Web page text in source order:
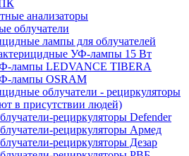
анализаторы
облучатели
лампы для облучателей
УФ-лампы 15 Вт
лампы LEDVANCE TIBERA
лампы OSRAM
облучатели - рециркуляторы
в присутствии людей)
рециркуляторы Defender
рециркуляторы Армед
рециркуляторы Дезар